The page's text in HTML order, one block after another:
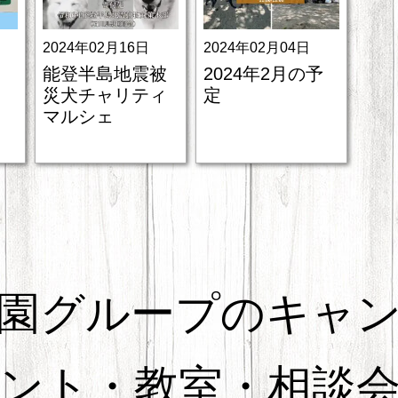
2024年02月16日
能登半島地震被
災犬チャリティ
マルシェ
2024年02月04日
2024年2月の予
定
グループのキャ
ト・教室・相談